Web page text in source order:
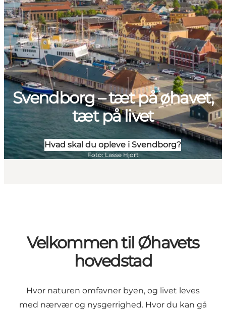
Overnatning
Planlæg din tur
Svendborg – tæt på øhavet,
tæt på livet
Hvad skal du opleve i Svendborg?
Foto: Lasse Hjort
Velkommen til Øhavets
hovedstad
Hvor naturen omfavner byen, og livet leves
med nærvær og nysgerrighed. Hvor du kan gå